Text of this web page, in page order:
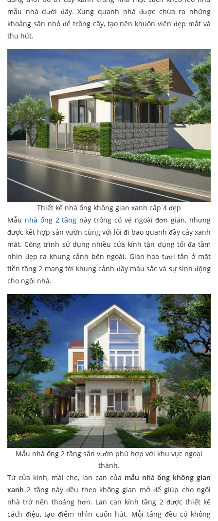
mẫu nhà dưới đây. Xung quanh nhà được chừa ra những
khoảng sân nhỏ để trồng cây, tạo nên khuôn viên đẹp mắt và
thu hút.
Thiết kế nhà ống không gian xanh cấp 4 đẹp
Mẫu nhà ống 2 tầng này trông có vẻ ngoài đơn giản, nhưng
được kết hợp sân vườn cùng với lối đi bao quanh đầy cây xanh
mát. Công trình sử dụng nhiều cửa kính tận dụng tối đa tầm
nhìn đẹp ra khung cảnh bên ngoài. Giàn hoa tươi tắn ở mặt
tiền tầng 2 mang tới khung cảnh đầy màu sắc và sự sinh động
cho ngôi nhà.
Mẫu nhà ống 2 tầng sân vườn phù hợp với khu vực ngoại
thành.
Từ cửa kính, mái che, lan can của mẫu nhà ống không gian
xanh2 tầng này đều theo không gian mở để giúp cho ngôi
nhà trở nên thoáng hơn. Lan can kính tầng 2 được thiết kế
cách điệu, tạo điểm nhìn cuốn hút. Mỗi tầng đều có không